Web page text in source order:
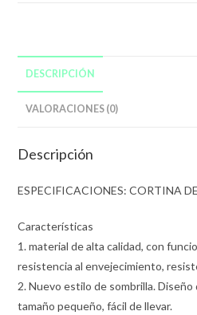
DESCRIPCIÓN
VALORACIONES (0)
Descripción
ESPECIFICACIONES: CORTINA
Características
1. material de alta calidad, con
resistencia al envejecimiento,
2. Nuevo estilo de sombrilla.
tamaño pequeño, fácil de llevar.